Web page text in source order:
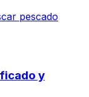
pescado
y